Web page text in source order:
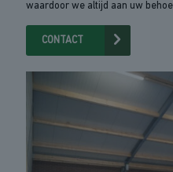
waardoor we altijd aan uw
CONTACT